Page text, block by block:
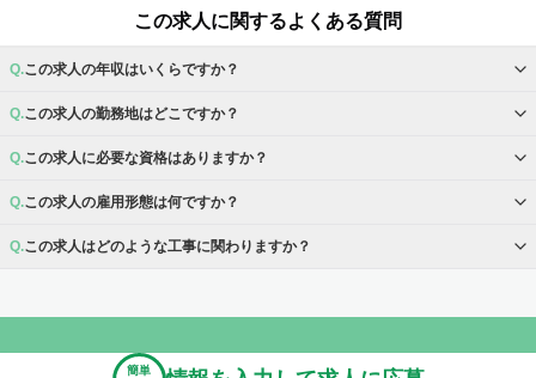
この求人に関するよくある質問
この求人の年収はいくらですか？
この求人の勤務地はどこですか？
この求人に必要な資格はありますか？
この求人の雇用形態は何ですか？
この求人はどのような工事に関わりますか？
簡単